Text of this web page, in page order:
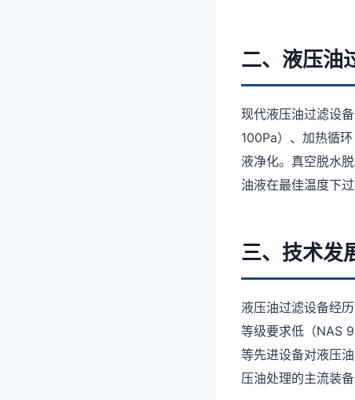
二、液压油
现代液压油过滤设
100Pa）、加热循
液净化。真空脱水
油液在最佳温度下
三、技术发
液压油过滤设备经
等级要求低（NAS
等先进设备对液压
压油处理的主流装备